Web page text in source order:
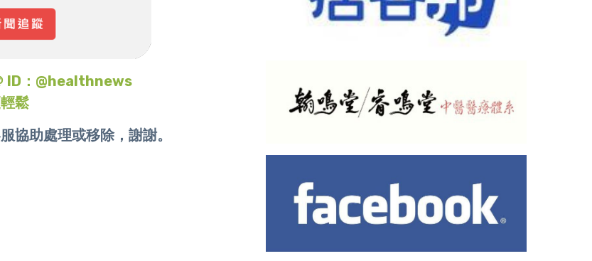
ID：@healthnews
鬆
協助處理或移除，謝謝。